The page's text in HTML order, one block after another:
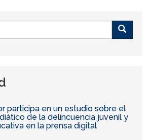
participa en un estudio sobre el
de la delincuencia juvenil y
en la prensa digital